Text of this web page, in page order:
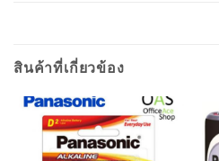
สินค้าที่เกี่ยวข้อง